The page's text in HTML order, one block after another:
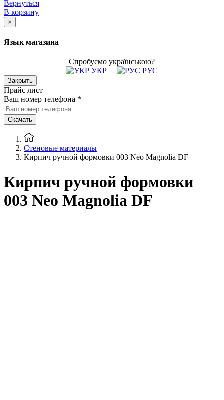
Вернуться
В корзину
×
Язык магазина
Спробуємо українською?
УКР
РУС
Закрыть
Прайс лист
Ваш номер телефона *
Скачать
Стеновые материалы
Кирпич ручной формовки 003 Neo Magnolia DF
Кирпич ручной формовки
003 Neo Magnolia DF